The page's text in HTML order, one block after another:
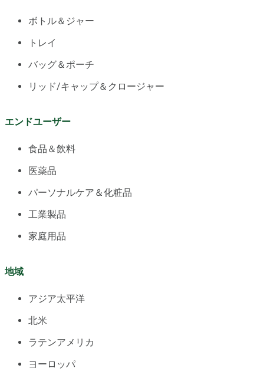
ボトル＆ジャー
トレイ
バッグ＆ポーチ
リッド/キャップ＆クロージャー
エンドユーザー
食品＆飲料
医薬品
パーソナルケア＆化粧品
工業製品
家庭用品
地域
アジア太平洋
北米
ラテンアメリカ
ヨーロッパ